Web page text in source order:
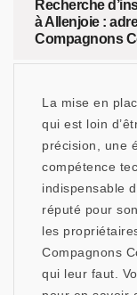
Recherche
à Allenjoie :
Compagnons
La mise en
qui est loin
précision, une
compétence
indispensable
réputé pour
les
Compagnons
qui leur faut.